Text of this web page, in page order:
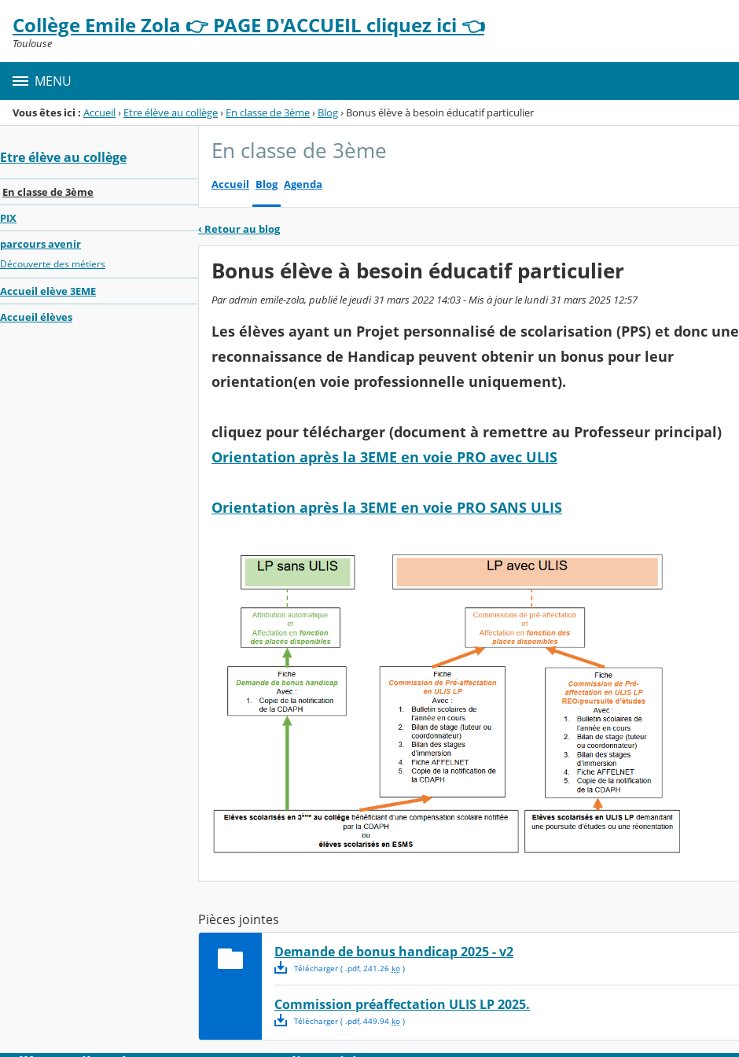
Menu de la rubrique
Contenu
Collège Emile Zola 👉 PAGE D'ACCUEIL cliquez ici 👈
Toulouse
MENU
Vous êtes ici : Accueil› Etre élève au collège› En classe de 3ème› Blog› Bonus élève à besoin éducatif particulier
Etre élève au collège
En classe de 3ème
PIX
parcours avenir
Découverte des métiers
Accueil elève 3EME
Accueil élèves
En classe de 3ème
Accueil Blog Agenda
‹ Retour au blog
Bonus élève à besoin éducatif particulier
Par admin emile-zola, publié le jeudi 31 mars 2022 14:03 - Mis à jour le lundi 31 mars 2025 12:57
Les élèves ayant un Projet personnalisé de scolarisation (PPS) et donc une
reconnaissance de Handicap peuvent obtenir un bonus pour leur
orientation(en voie professionnelle uniquement).
cliquez pour télécharger (document à remettre au Professeur principal)
Orientation après la 3EME en voie PRO avec ULIS
Orientation après la 3EME en voie PRO SANS ULIS
Pièces jointes
Demande de bonus handicap 2025 - v2
Télécharger( .pdf, 241.26 ko)
Commission préaffectation ULIS LP 2025.
Télécharger( .pdf, 449.94 ko)